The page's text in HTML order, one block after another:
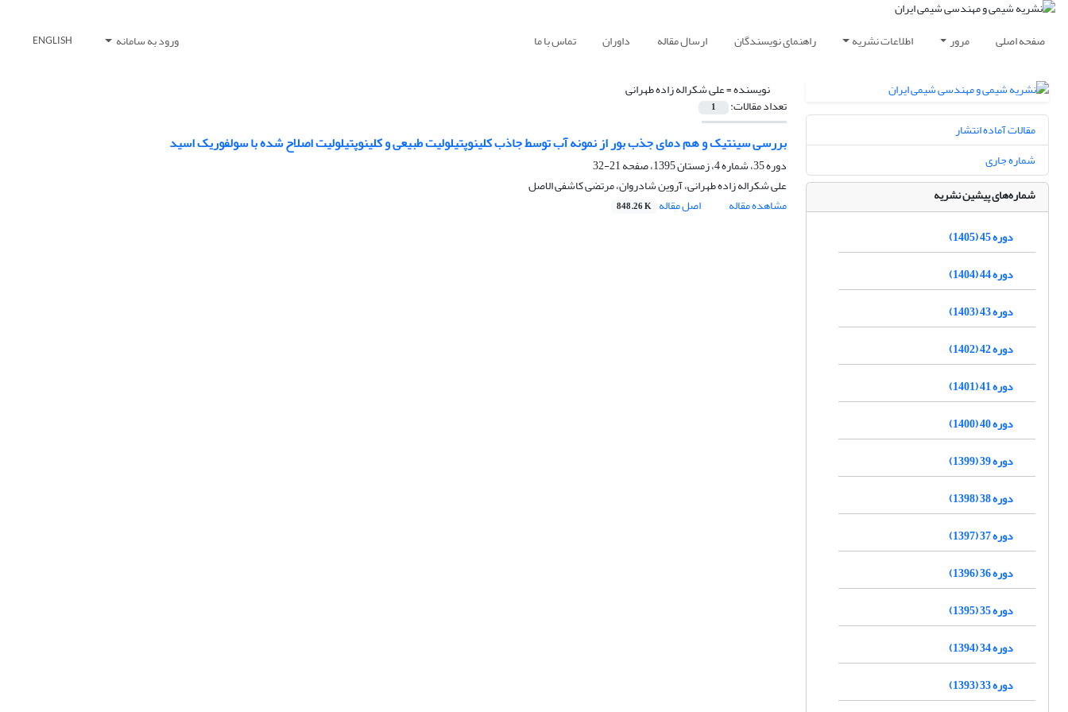
صفحه اصلی مرور اطلاعات نشریه راهنمای نویسندگان ارسال مقاله داوران تماس با ما ورود به سامانه ENGLISH
نویسنده =علی شکراله زاده طهرانی
تعداد مقالات: 1
بررسی سینتیک و هم دمای جذب بور از نمونه آب توسط جاذب کلینوپتیلولیت طبیعی و کلینوپتیلولیت اصلاح شده با سولفوریک اسید
دوره 35، شماره 4، زمستان 1395، صفحه
21-32
علی شکراله زاده طهرانی، آروین شادروان، مرتضی کاشفی الاصل
مشاهده مقاله
اصل مقاله 848.26 K
مقالات آماده انتشار
شماره جاری
شماره‌های پیشین نشریه
دوره 45 (1405)
دوره 44 (1404)
دوره 43 (1403)
دوره 42 (1402)
دوره 41 (1401)
دوره 40 (1400)
دوره 39 (1399)
دوره 38 (1398)
دوره 37 (1397)
دوره 36 (1396)
دوره 35 (1395)
دوره 34 (1394)
دوره 33 (1393)